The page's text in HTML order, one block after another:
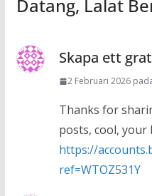
Datang, Lalat
Skapa ett
2 Februari 2026
Thanks for
posts, cool, your
https://
ref=WTOZ531Y